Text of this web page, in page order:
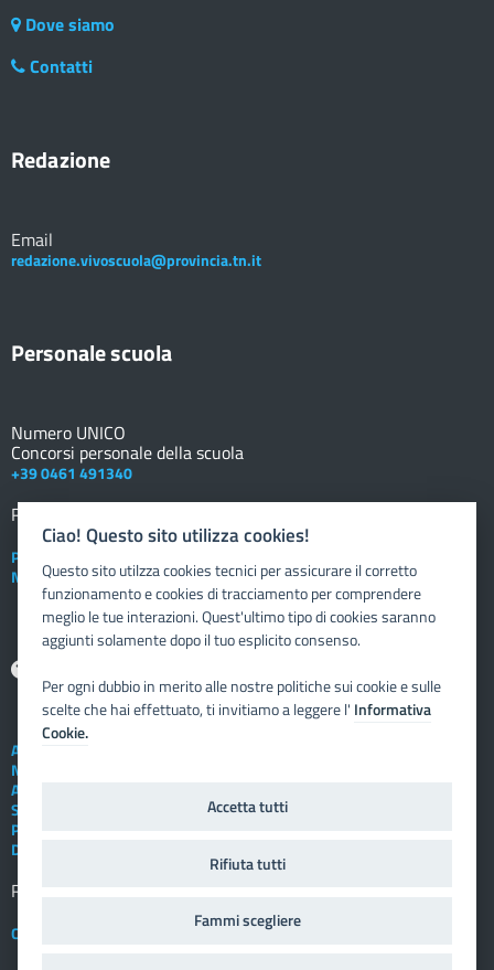
Dove siamo
Contatti
Redazione
Email
redazione.vivoscuola@provincia.tn.it
Personale scuola
Numero UNICO
Concorsi personale della scuola
+39 0461 491340
Registro elettronico
Posta elettronica istituzionale
Nuovo sportello dipendente
Assistenza tecnica
Note legali
Albo telematico
Social Media Policy
Privacy
Dichiarazione di accessibilità
Registro elettronico
Crediti
Ciao! Questo sito utilizza cookies!
Questo sito utilzza cookies tecnici per assicurare il corretto
funzionamento e cookies di tracciamento per comprendere
meglio le tue interazioni. Quest'ultimo tipo di cookies saranno
aggiunti solamente dopo il tuo esplicito consenso.
Per ogni dubbio in merito alle nostre politiche sui cookie e sulle
scelte che hai effettuato, ti invitiamo a leggere l' Informativa
Cookie.
Accetta tutti
Rifiuta tutti
Fammi scegliere